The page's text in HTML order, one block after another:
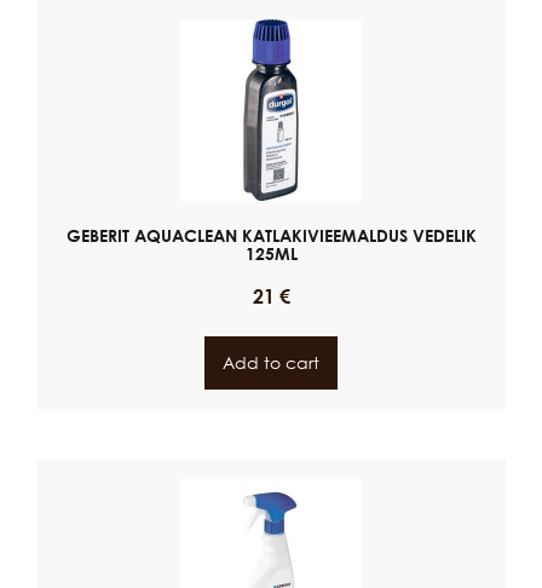
GEBERIT AQUACLEAN KATLAKIVIEEMALDUS VEDELIK
125ML
21 €
Add to cart